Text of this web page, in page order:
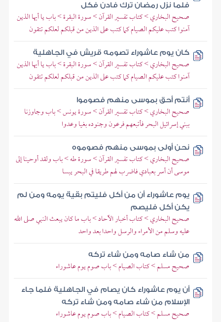
فلما نزل رمضان ترك فادن فكل
صحيح البخاري > كتاب تفسير القرآن > سورة البقرة > باب يا أيها الذين
آمنوا كتب عليكم الصيام كما كتب على الذين من قبلكم لعلكم تتقون
كان يوم عاشوراء تصومه قريش في الجاهلية
صحيح البخاري > كتاب تفسير القرآن > سورة البقرة > باب يا أيها الذين
آمنوا كتب عليكم الصيام كما كتب على الذين من قبلكم لعلكم تتقون
أنتم أحق بموسى منهم فصوموا
صحيح البخاري > كتاب تفسير القرآن > سورة يونس > باب وجاوزنا
ببني إسرائيل البحر فأتبعهم فرعون وجنوده بغيا وعدوا
نحن أولى بموسى منهم فصوموه
صحيح البخاري > كتاب تفسير القرآن > سورة طه > باب ولقد أوحينا إلى
موسى أن أسر بعبادي فاضرب لهم طريقا في البحر يبسا
يوم عاشوراء أن من أكل فليتم بقية يومه ومن لم
يكن أكل فليصم
صحيح البخاري > كتاب أخبار الآحاد > باب ما كان يبعث النبي صلى الله
عليه وسلم من الأمراء والرسل واحدا بعد واحد
من شاء صامه ومن شاء تركه
صحيح مسلم > كتاب الصيام > باب صوم يوم عاشوراء
أن يوم عاشوراء كان يصام في الجاهلية فلما جاء
الإسلام من شاء صامه ومن شاء تركه
صحيح مسلم > كتاب الصيام > باب صوم يوم عاشوراء